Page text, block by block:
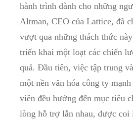
hành trình dành cho ⁢những
Altman, CEO của Lattice, đã
vượt qua những thách thức
triển khai một‍ loạt các chiến
quả.⁤ Đầu tiên, việc​ tập trung
một nền văn hóa công ty
viên⁣ đều hướng đến‌ mục‌ tiêu
lòng‍ hỗ trợ lẫn nhau, được⁤ coi